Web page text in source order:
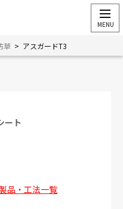
草 > アスガードT3
ート
品・工法一覧